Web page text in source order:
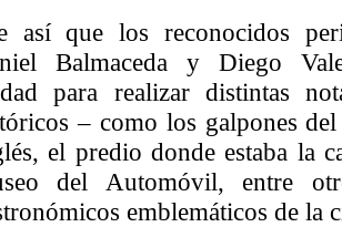
así que los reconocidos
Balmaceda y Diego
para realizar distintas
– como los galpones
el predio donde estaba la
del Automóvil, entre
emblemáticos de la